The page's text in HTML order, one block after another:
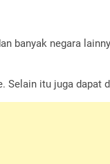
banyak negara
Selain itu juga dapat